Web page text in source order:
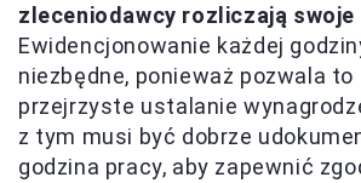
zleceniodawcy rozliczają swoje
Ewidencjonowanie każdej
niezbędne, ponieważ pozwala to
przejrzyste ustalanie
z tym musi być dobrze
godzina pracy, aby zapewnić